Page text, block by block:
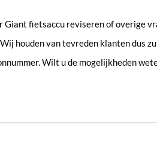
Giant fietsaccu reviseren of overige
houden van tevreden klanten dus
Wilt u de mogelijkheden